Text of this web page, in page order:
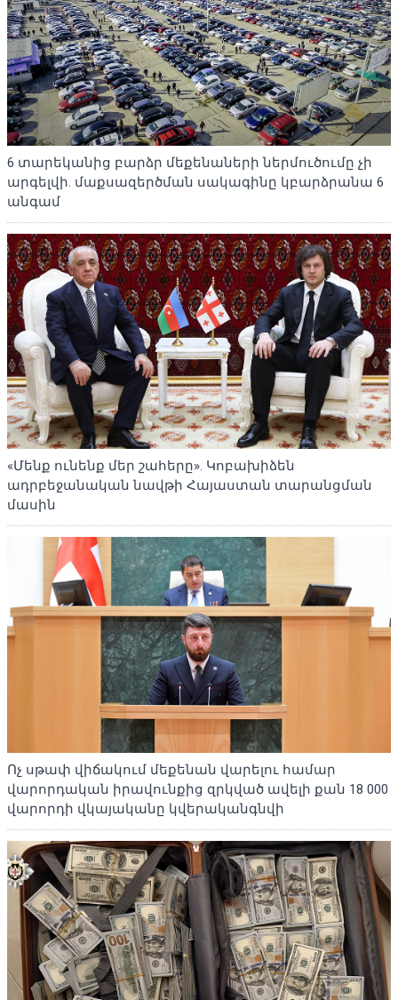
6 տարեկանից բարձր մեքենաների ներմուծումը չի
արգելվի. մաքսազերծման սակագինը կբարձրանա 6
անգամ
«Մենք ունենք մեր շահերը». Կոբախիձեն
ադրբեջանական նավթի Հայաստան տարանցման
մասին
Ոչ սթափ վիճակում մեքենան վարելու համար
վարորդական իրավունքից զրկված ավելի քան 18 000
վարորդի վկայականը կվերականգնվի